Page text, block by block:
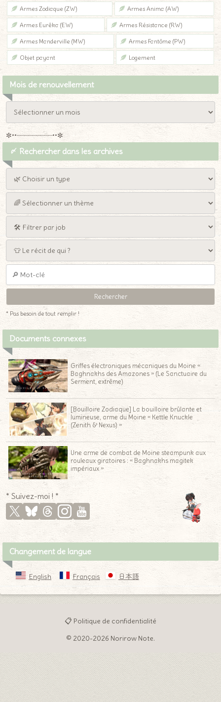
Armes Zodiaque (ZW) Armes Anima (AW)
Armes Eurêka (EW) Armes Résistance (RW)
Armes Manderville (MW) Armes Fantôme (PW)
Objet payant Logement
Mois de renouvellement
✼••┈┈┈┈┈┈┈┈┈••✼
〆 Rechercher dans les archives
* Pas besoin de tout remplir !
Documents connexes
Griffes électroniques mécaniques du Moine «
Baghnakhs des Amazones » (Le Sanctuaire du
Serment, extrême)
[Bouilloire Zodiaque] La bouilloire brûlante et
lumineuse, arme du Moine « Kettle Knuckle
(Zenith & Nexus) »
Une arme de combat de Moine steampunk aux
rouleaux giratoires : « Baghnakhs magitek
impériaux »
Changement de langue
English Français 日本語
📋 Politique de confidentialité
© 2020-2026 Norirow Note.